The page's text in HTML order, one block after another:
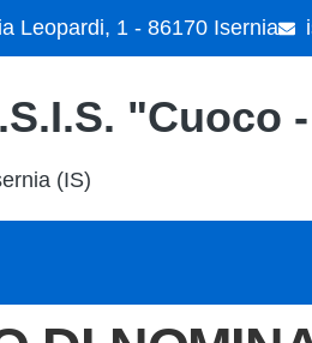
Via Leopardi, 1 - 86170 Isernia
I.S.I.S. "Cuoco
(IS)